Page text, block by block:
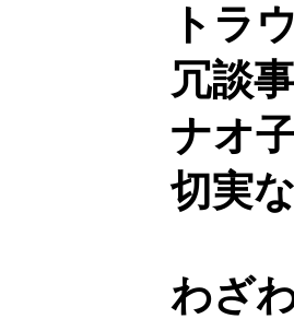
トラ
冗談
ナオ
切実
わざ